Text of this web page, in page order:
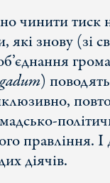
чинити тиск
які знову (зі
)
правління.
діячів.